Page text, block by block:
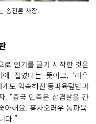
송진론 사장.
로 인기를 끌기 시작한 것은
절였다는 뜻이고, ‘러우
게도 익숙해진 동파육덮밥과
. “중국 민족은 삼겹살을 간
해요. 훙사오러우·동파육·
다.”